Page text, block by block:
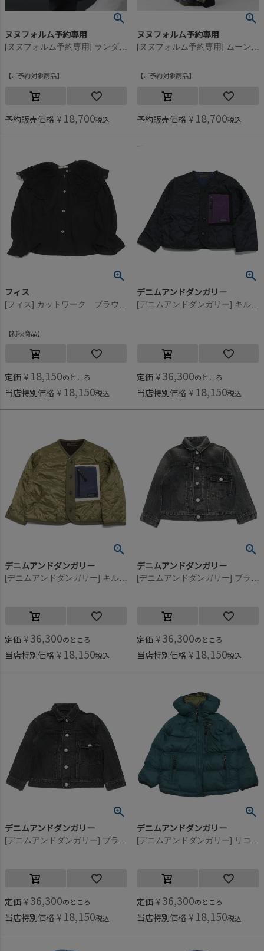
ヌヌフォルム予約専用
ご予約対象商品
予約販売価格 ¥ 18,700税込
ヌヌフォルム予約専用
ご予約対象商品
予約販売価格 ¥ 18,700税込
フィス
初秋商品
定価 ¥ 18,150のところ
当店特別価格 ¥ 18,150税込
デニムアンドダンガリー
定価 ¥ 36,300のところ
当店特別価格 ¥ 18,150税込
デニムアンドダンガリー
定価 ¥ 36,300のところ
当店特別価格 ¥ 18,150税込
デニムアンドダンガリー
定価 ¥ 36,300のところ
当店特別価格 ¥ 18,150税込
デニムアンドダンガリー
定価 ¥ 36,300のところ
当店特別価格 ¥ 18,150税込
デニムアンドダンガリー
定価 ¥ 36,300のところ
当店特別価格 ¥ 18,150税込